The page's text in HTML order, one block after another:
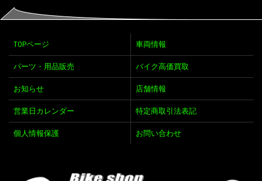
TOPページ 車両情報
パーツ・用品販売 バイク高価買取
お知らせ 店舗情報
営業日カレンダー 特定商取引法表記
個人情報保護 お問い合わせ